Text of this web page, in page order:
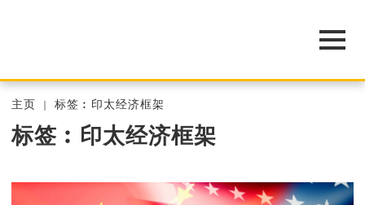
主页 标签︰印太经济框架
标签︰印太经济框架